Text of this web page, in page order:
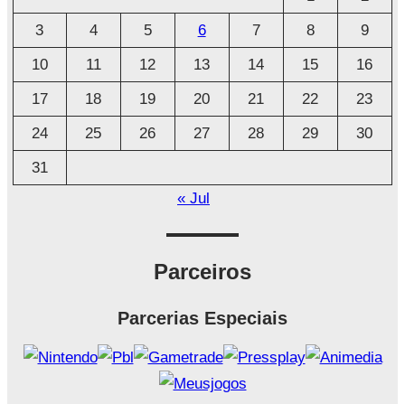
v
o
3
4 5 6 7 8
9
10
11 12 13 14 15
16
17
18 19 20 21 22
23
24
25 26 27 28 29
30
31
« Jul
Parceiros
Parcerias Especiais